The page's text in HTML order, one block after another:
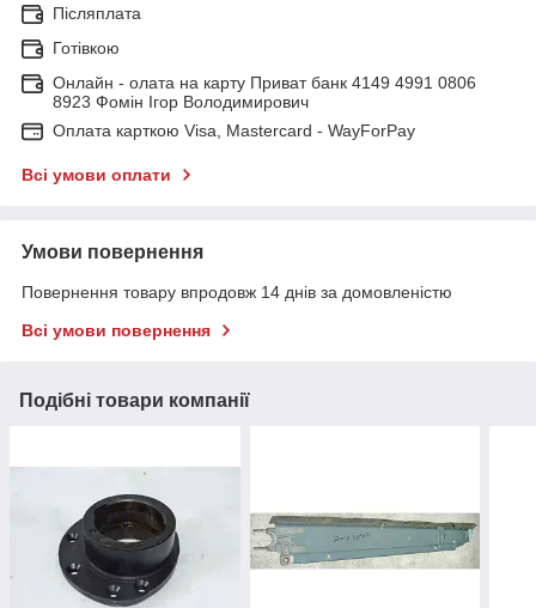
Післяплата
Готівкою
Онлайн - олата на карту Приват банк 4149 4991 0806
8923 Фомін Ігор Володимирович
Оплата карткою Visa, Mastercard - WayForPay
Всі умови оплати
Умови повернення
Повернення товару впродовж 14 днів за домовленістю
Всі умови повернення
Подібні товари компанії